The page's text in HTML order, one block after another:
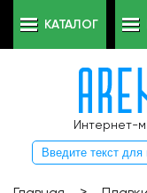
Интернет-
КАТАЛОГ